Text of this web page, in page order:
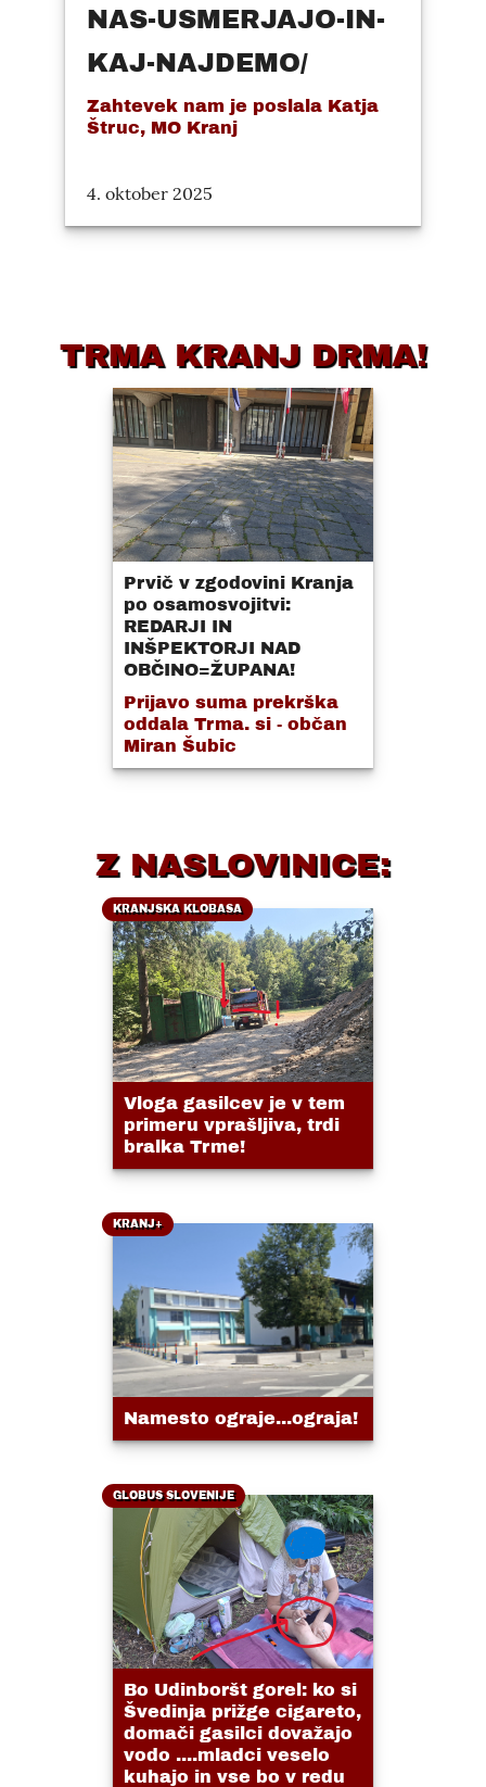
NAS-USMERJAJO-IN-
KAJ-NAJDEMO/
Zahtevek nam je poslala Katja
Štruc, MO Kranj
4. oktober 2025
TRMA KRANJ DRMA!
Prvič v zgodovini Kranja
po osamosvojitvi:
REDARJI IN
INŠPEKTORJI NAD
OBČINO=ŽUPANA!
Prijavo suma prekrška
oddala Trma. si - občan
Miran Šubic
Z NASLOVINICE:
KRANJSKA KLOBASA
Vloga gasilcev je v tem
primeru vprašljiva, trdi
bralka Trme!
KRANJ+
Namesto ograje...ograja!
GLOBUS SLOVENIJE
Bo Udinboršt gorel: ko si
Švedinja prižge cigareto,
domači gasilci dovažajo
vodo ....mladci veselo
kuhajo in vse bo v redu